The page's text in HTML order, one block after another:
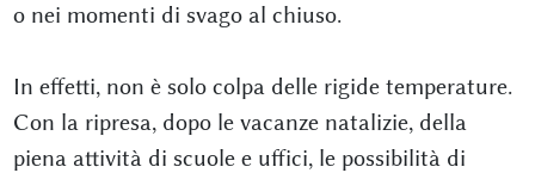
o nei momenti di svago al chiuso.
In effetti, non è solo colpa delle rigide temperature.
Con la ripresa, dopo le vacanze natalizie, della
piena attività di scuole e uffici, le possibilità di